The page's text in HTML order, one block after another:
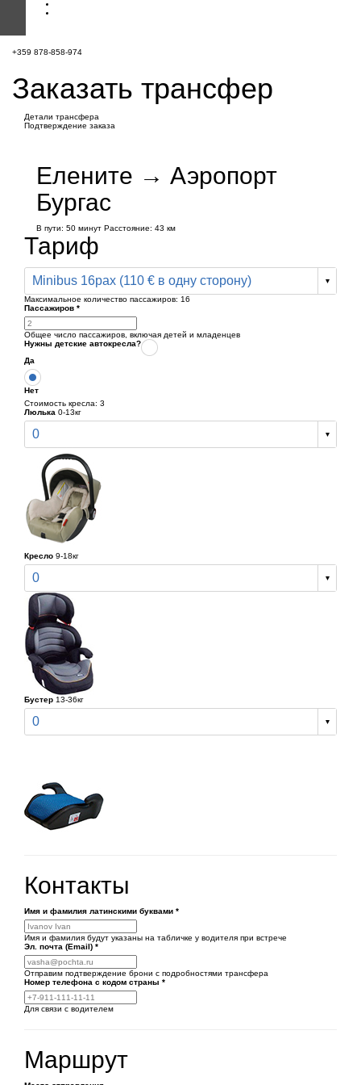
+359 878-858-974
Заказать трансфер
Детали трансфера
Подтверждение заказа
Елените → Аэропорт
Бургас
В пути: 50 минут Расстояние: 43 км
Тариф
Minibus 16pax (110 € в одну сторону)
Максимальное количество пассажиров: 16
Пассажиров *
Общее число пассажиров, включая детей и младенцев
Нужны детские автокресла?
Да
Нет
Стоимость кресла: 3
Люлька 0-13кг
0
Кресло 9-18кг
0
Бустер 13-36кг
0
Контакты
Имя и фамилия латинскими буквами *
Имя и фамилия будут указаны на табличке у водителя при встрече
Эл. почта (Email) *
Отправим подтверждение брони с подробностями трансфера
Номер телефона с кодом страны *
Для связи с водителем
Маршрут